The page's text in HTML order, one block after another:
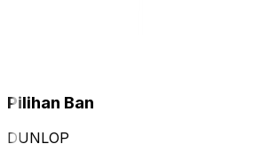
Pilihan Ban
DUNLOP